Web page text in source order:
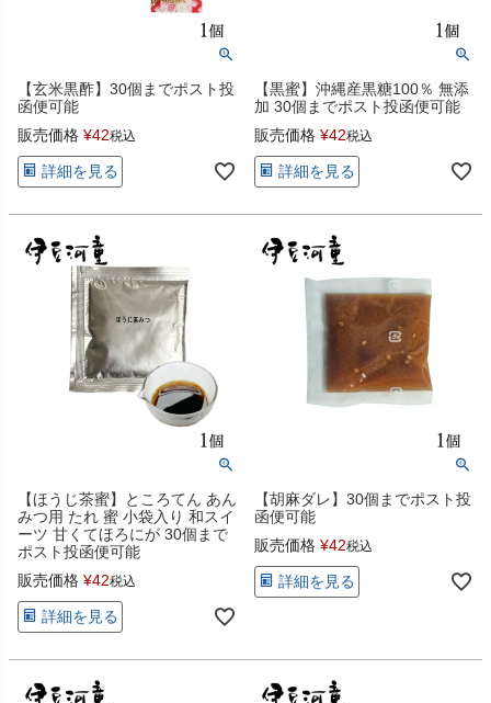
【玄米黒酢】30個までポスト投
函便可能
販売価格 ¥42税込
詳細を見る
【黒蜜】沖縄産黒糖100％ 無添
加 30個までポスト投函便可能
販売価格 ¥42税込
詳細を見る
【ほうじ茶蜜】ところてん あん
みつ用 たれ 蜜 小袋入り 和スイ
ーツ 甘くてほろにが 30個まで
ポスト投函便可能
販売価格 ¥42税込
詳細を見る
【胡麻ダレ】30個までポスト投
函便可能
販売価格 ¥42税込
詳細を見る